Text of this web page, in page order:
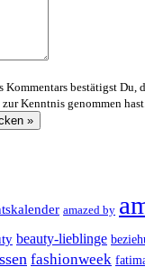
Kommentars bestätigst Du,
zur Kenntnis genommen
amazed by
beauty-lieblinge
fashionweek